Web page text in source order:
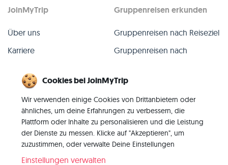
JoinMyTrip
Über uns
Karriere
Blog
Kontakt
Gruppenreisen erkunden
Gruppenreisen nach Reiseziel
Gruppenreisen nach
Alle Gruppenreisen
Vergangene Gruppenreisen
Alle Kategorien
Cookies bei JoinMyTrip
Wir verwenden einige Cookies von Drittanbietern oder
ähnliches, um deine Erfahrungen zu verbessern, die
Plattform oder Inhalte zu personalisieren und die Leistung
der Dienste zu messen. Klicke auf "Akzeptieren", um
zuzustimmen, oder verwalte Deine Einstellungen
Einstellungen verwalten